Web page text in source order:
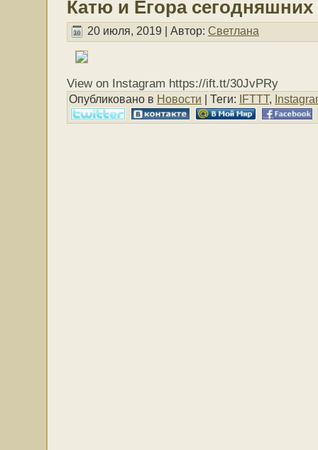
Катю и Егора сегодняшних
20 июля, 2019 | Автор: Светлана
View on Instagram https://ift.tt/30JvPRy
Опубликовано в Новости | Теги: IFTTT,